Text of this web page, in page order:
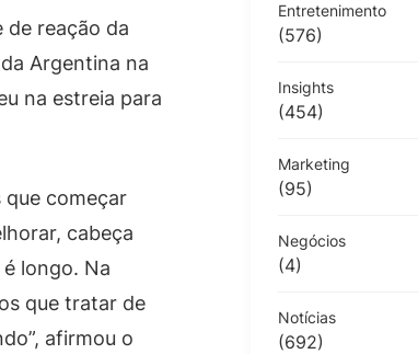
de reação da
Argentina na
na estreia para
que começar
cabeça
longo. Na
que tratar de
afirmou o
Entretenimento
(576)
Insights
(454)
Marketing
(95)
Negócios
(4)
Notícias
(692)